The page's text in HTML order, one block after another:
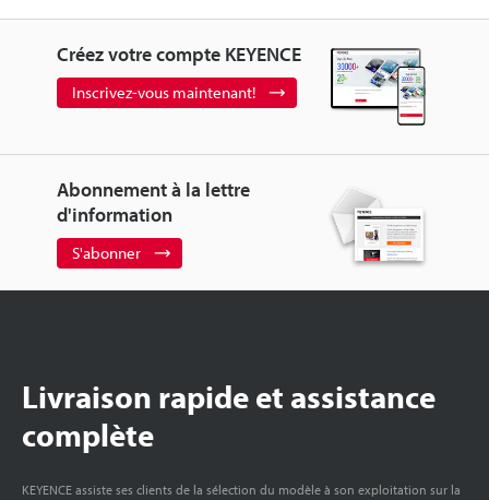
Créez votre compte KEYENCE
Inscrivez-vous maintenant!
Abonnement à la lettre
d'information
S'abonner
Livraison rapide et assistance
complète
KEYENCE assiste ses clients de la sélection du modèle à son exploitation sur la